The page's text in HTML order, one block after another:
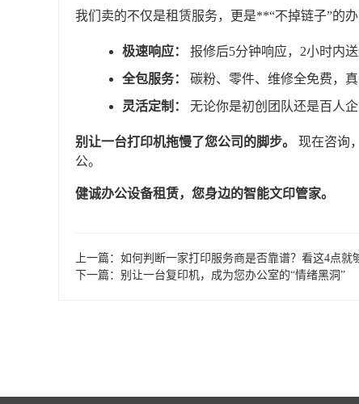
我们卖的不仅是租赁服务，更是**“不掉链子”的办
极速响应：
报修后5分钟响应，2小时内送
全包服务：
碳粉、零件、维修全免费，
灵活定制：
无论你是初创团队还是百人
别让一台打印机拖慢了您公司的脚步。
现在咨询
公。
健诚办公设备租赁，您身边的智能文印管家。
文章导航
上一篇：如何判断一家打印服务商是否靠谱？看这4点就
下一篇：别让一台复印机，成为您办公室的“情绪黑洞”